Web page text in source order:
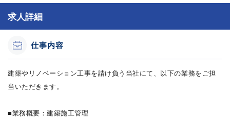
求人詳細
仕事内容
建築やリノベーション工事を請け負う当社にて、以下の業務をご担
当いただきます。
■業務概要：建築施工管理